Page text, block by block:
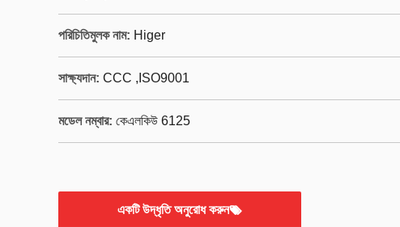
পরিচিতিমুলক নাম: Higer
সাক্ষ্যদান: CCC ,ISO9001
মডেল নম্বার: কেএলকিউ 6125
একটি উদ্ধৃতি অনুরোধ করুন